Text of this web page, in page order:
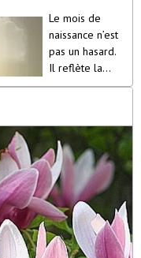
Le mois de
naissance n’est
pas un hasard.
Il reflète la
vibration que
s’incarner, les
leçons qu’elle
porte, et le
rôle qu’elle
Chaque mois
influençant la
de l’âme stellaire. Voici
chaque mois de